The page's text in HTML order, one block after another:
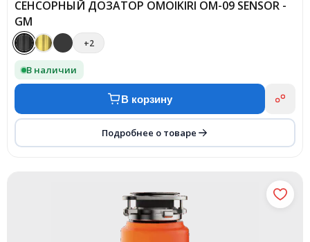
СЕНСОРНЫЙ ДОЗАТОР OMOIKIRI OM-09 SENSOR -
GM
+2
В наличии
В корзину
Подробнее о товаре